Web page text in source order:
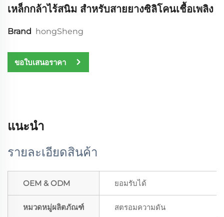
เหล็กกล้าไร้สนิม สำหรับสายยางซิลิโคนเชื้อเพลิง
Brand hongSheng
ขอใบเสนอราคา
แนะนำ
รายละเอียดสินค้า
OEM & ODM ยอมรับได้
หมวดหมู่ผลิตภัณฑ์ สตรอมความดัน